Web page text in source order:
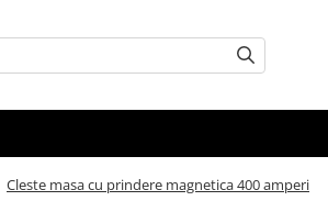
Cleste masa cu prindere magnetica 400 amperi